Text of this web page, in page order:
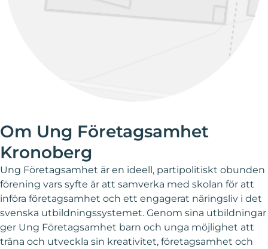
Om Ung Företagsamhet
Kronoberg
Ung Företagsamhet är en ideell, partipolitiskt obunden
förening vars syfte är att samverka med skolan för att
införa företagsamhet och ett engagerat näringsliv i det
svenska utbildningssystemet. Genom sina utbildningar
ger Ung Företagsamhet barn och unga möjlighet att
träna och utveckla sin kreativitet, företagsamhet och